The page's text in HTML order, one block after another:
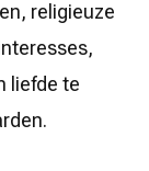
religieuze
liefde te